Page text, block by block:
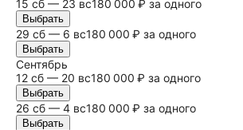
15 сб — 23 вс180 000 ₽ за одного
Выбрать
29 сб — 6 вс180 000 ₽ за одного
Выбрать
Сентябрь
12 сб — 20 вс180 000 ₽ за одного
Выбрать
26 сб — 4 вс180 000 ₽ за одного
Выбрать